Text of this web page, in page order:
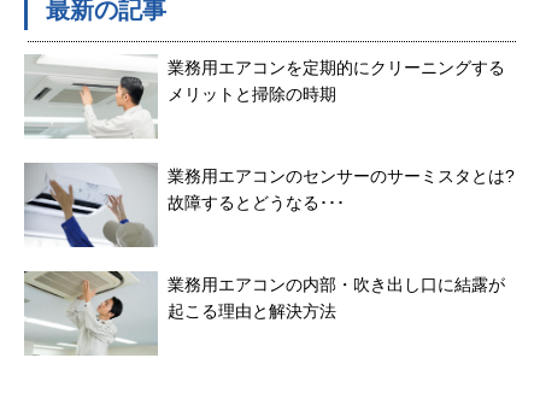
最新の記事
業務用エアコンを定期的にクリーニングする
メリットと掃除の時期
業務用エアコンのセンサーのサーミスタとは?
故障するとどうなる･･･
業務用エアコンの内部・吹き出し口に結露が
起こる理由と解決方法